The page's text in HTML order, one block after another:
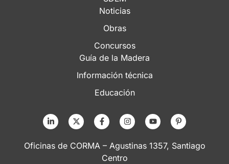
Noticias
Obras
Concursos
Guía de la Madera
Información técnica
Educación
Oficinas de CORMA – Agustinas 1357, Santiago
Centro